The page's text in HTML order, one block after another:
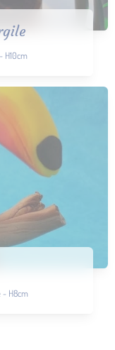
H10cm
- H8cm